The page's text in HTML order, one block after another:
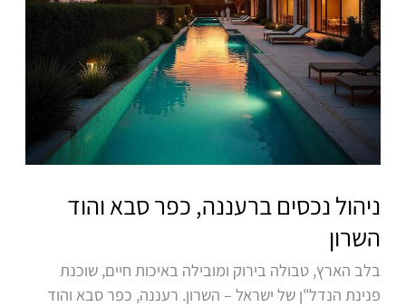
ניהול נכסים ברעננה, כפר סבא והוד
השרון
בלב הארץ, טבולה בירוק ומובילה באיכות חיים, שוכנת
פנינת הנדל"ן של ישראל – השרון. רעננה, כפר סבא והוד